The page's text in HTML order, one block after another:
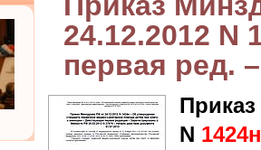
24.12.2012 N
первая ред.
N 1424н